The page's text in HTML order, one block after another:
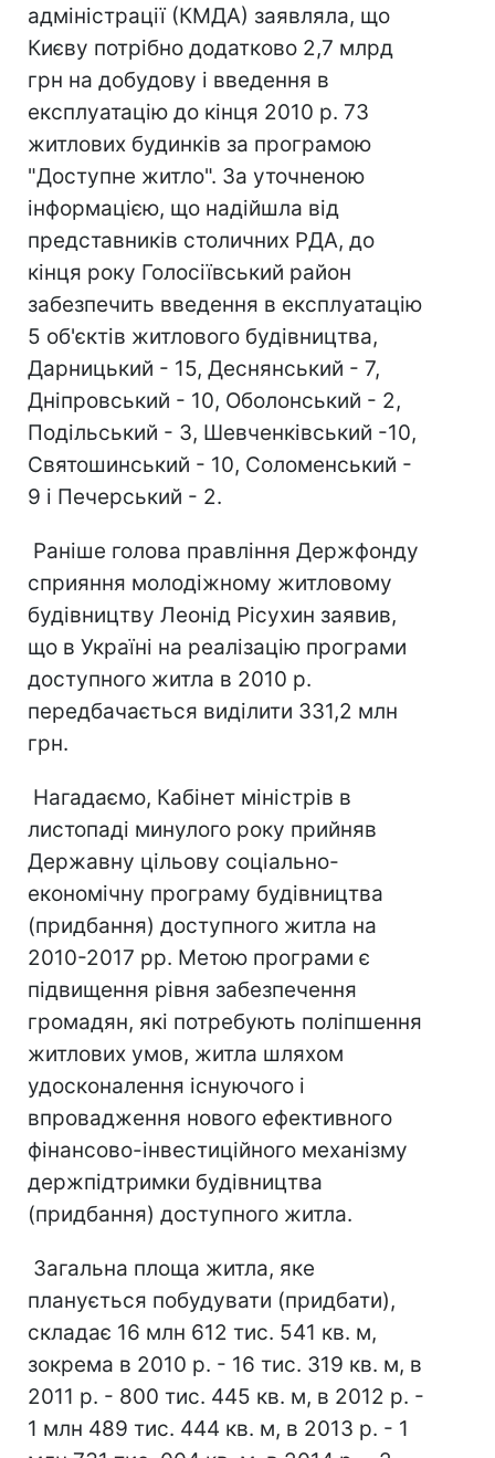
адміністрації (КМДА) заявляла, що
Києву потрібно додатково 2,7 млрд
грн на добудову і введення в
експлуатацію до кінця 2010 р. 73
житлових будинків за програмою
"Доступне житло". За уточненою
інформацією, що надійшла від
представників столичних РДА, до
кінця року Голосіївський район
забезпечить введення в експлуатацію
5 об'єктів житлового будівництва,
Дарницький - 15, Деснянський - 7,
Дніпровський - 10, Оболонський - 2,
Подільський - 3, Шевченківський -10,
Святошинський - 10, Соломенський -
9 і Печерський - 2.
Раніше голова правління Держфонду
сприяння молодіжному житловому
будівництву Леонід Рісухин заявив,
що в Україні на реалізацію програми
доступного житла в 2010 р.
передбачається виділити 331,2 млн
грн.
Нагадаємо, Кабінет міністрів в
листопаді минулого року прийняв
Державну цільову соціально-
економічну програму будівництва
(придбання) доступного житла на
2010-2017 рр. Метою програми є
підвищення рівня забезпечення
громадян, які потребують поліпшення
житлових умов, житла шляхом
удосконалення існуючого і
впровадження нового ефективного
фінансово-інвестиційного механізму
держпідтримки будівництва
(придбання) доступного житла.
Загальна площа житла, яке
планується побудувати (придбати),
складає 16 млн 612 тис. 541 кв. м,
зокрема в 2010 р. - 16 тис. 319 кв. м, в
2011 р. - 800 тис. 445 кв. м, в 2012 р. -
1 млн 489 тис. 444 кв. м, в 2013 р. - 1